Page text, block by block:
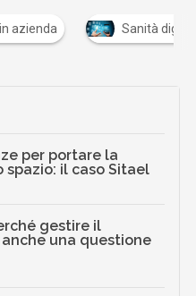
azienda Sanità
per portare la
spazio: il caso Sitael
gestire il
una questione